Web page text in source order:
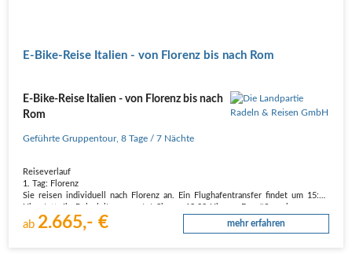
E-Bike-Reise Italien - von Florenz bis nach Rom
E-Bike-Reise Italien - von Florenz bis nach
Rom
Geführte Gruppentour,8 Tage / 7 Nächte
Reiseverlauf
1. Tag: Florenz
Sie reisen individuell nach Florenz an. Ein Flughafentransfer findet um 15:00
komfortablen Hotel am Rand der Altstadt. Anschließend bummeln wir
gemeinsam durch Florenz zu unserem Abendessen im…
ab 2.665,- € mehr erfahren